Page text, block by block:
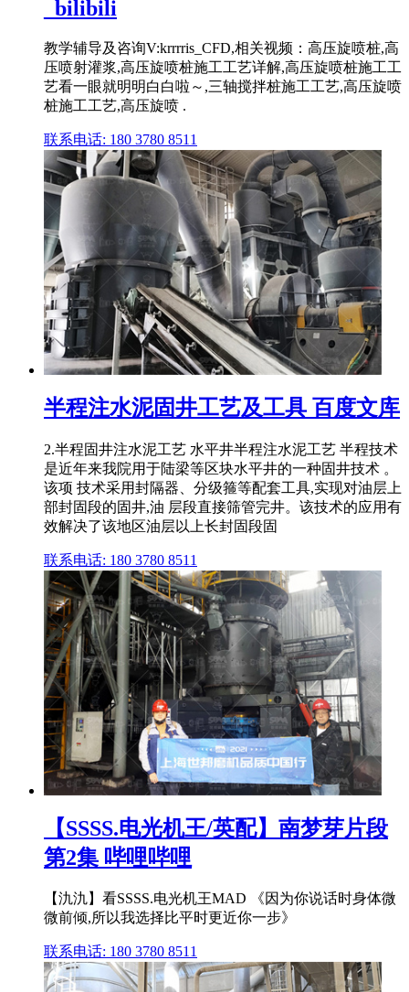
_bilibili
教学辅导及咨询V:krrrris_CFD,相关视频：高压旋喷桩,高
压喷射灌浆,高压旋喷桩施工工艺详解,高压旋喷桩施工工
艺看一眼就明明白白啦～,三轴搅拌桩施工工艺,高压旋喷
桩施工工艺,高压旋喷 .
联系电话: 180 3780 8511
半程注水泥固井工艺及工具 百度文库
2.半程固井注水泥工艺 水平井半程注水泥工艺 半程技术
是近年来我院用于陆梁等区块水平井的一种固井技术 。
该项 技术采用封隔器、分级箍等配套工具,实现对油层上
部封固段的固井,油 层段直接筛管完井。该技术的应用有
效解决了该地区油层以上长封固段固
联系电话: 180 3780 8511
【SSSS.电光机王/英配】南梦芽片段
第2集 哔哩哔哩
【氿氿】看SSSS.电光机王MAD 《因为你说话时身体微
微前倾,所以我选择比平时更近你一步》
联系电话: 180 3780 8511